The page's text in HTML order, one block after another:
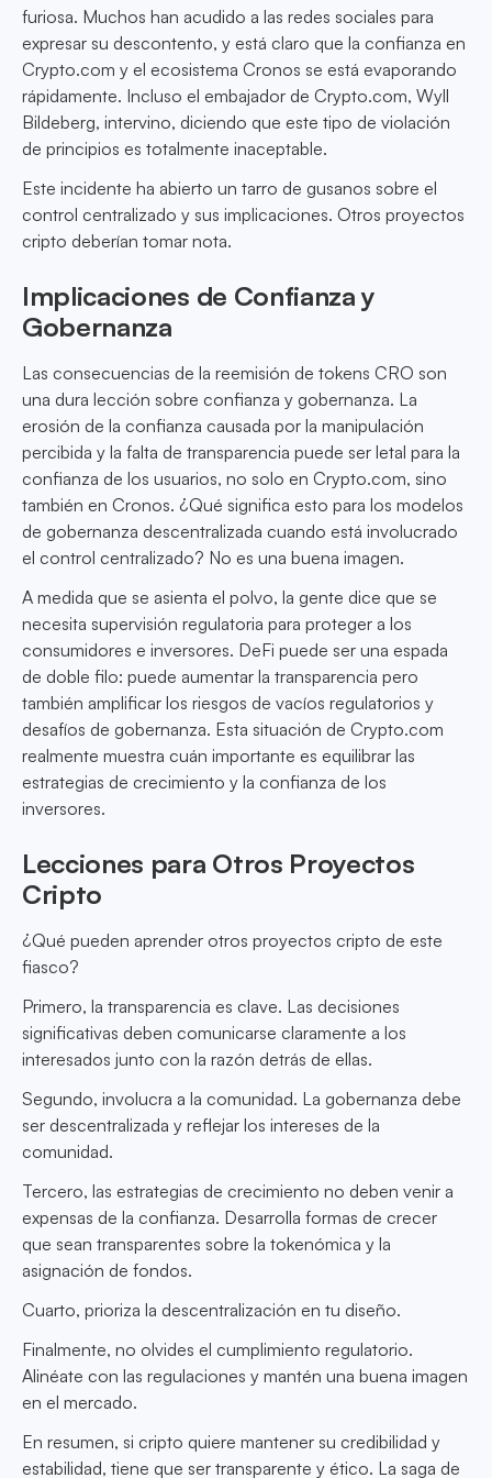
furiosa. Muchos han acudido a las redes sociales para
expresar su descontento, y está claro que la confianza en
Crypto.com y el ecosistema Cronos se está evaporando
rápidamente. Incluso el embajador de Crypto.com, Wyll
Bildeberg, intervino, diciendo que este tipo de violación
de principios es totalmente inaceptable.
Este incidente ha abierto un tarro de gusanos sobre el
control centralizado y sus implicaciones. Otros proyectos
cripto deberían tomar nota.
Implicaciones de Confianza y
Gobernanza
Las consecuencias de la reemisión de tokens CRO son
una dura lección sobre confianza y gobernanza. La
erosión de la confianza causada por la manipulación
percibida y la falta de transparencia puede ser letal para la
confianza de los usuarios, no solo en Crypto.com, sino
también en Cronos. ¿Qué significa esto para los modelos
de gobernanza descentralizada cuando está involucrado
el control centralizado? No es una buena imagen.
A medida que se asienta el polvo, la gente dice que se
necesita supervisión regulatoria para proteger a los
consumidores e inversores. DeFi puede ser una espada
de doble filo: puede aumentar la transparencia pero
también amplificar los riesgos de vacíos regulatorios y
desafíos de gobernanza. Esta situación de Crypto.com
realmente muestra cuán importante es equilibrar las
estrategias de crecimiento y la confianza de los
inversores.
Lecciones para Otros Proyectos
Cripto
¿Qué pueden aprender otros proyectos cripto de este
fiasco?
Primero, la transparencia es clave. Las decisiones
significativas deben comunicarse claramente a los
interesados junto con la razón detrás de ellas.
Segundo, involucra a la comunidad. La gobernanza debe
ser descentralizada y reflejar los intereses de la
comunidad.
Tercero, las estrategias de crecimiento no deben venir a
expensas de la confianza. Desarrolla formas de crecer
que sean transparentes sobre la tokenómica y la
asignación de fondos.
Cuarto, prioriza la descentralización en tu diseño.
Finalmente, no olvides el cumplimiento regulatorio.
Alinéate con las regulaciones y mantén una buena imagen
en el mercado.
En resumen, si cripto quiere mantener su credibilidad y
estabilidad, tiene que ser transparente y ético. La saga de